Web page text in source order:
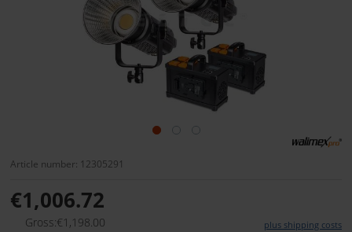
Article number: 12305291
€1,006.72
Gross:€1,198.00 plus shipping costs